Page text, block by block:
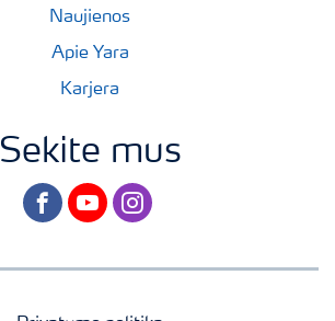
Naujienos
Apie Yara
Karjera
Sekite mus
facebookyoutubeinstagram